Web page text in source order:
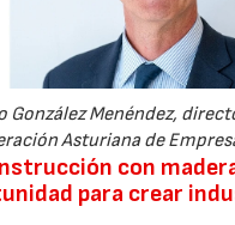
González Menéndez,
Asturiana de
con
para crear